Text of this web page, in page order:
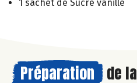
1 sachet de Sucre vanillé
Préparation de la